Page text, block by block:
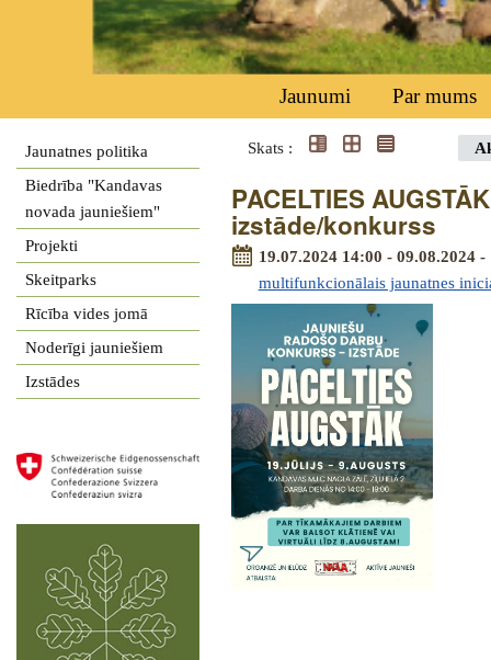
Jaunumi Par mums
Jaunatnes politika
Biedrība "Kandavas
novada jauniešiem"
Projekti
Skeitparks
Rīcība vides jomā
Noderīgi jauniešiem
Izstādes
Skats :
PACELTIES
izstāde/konkurss
19.07.2024 14:00 - 09.08.2024
multifunkcionālais jaunatnes